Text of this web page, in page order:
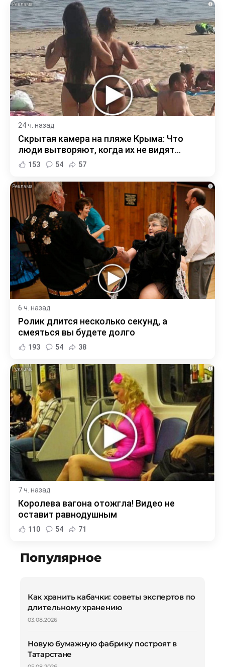
i
24 ч. назад
Скрытая камера на пляже Крыма: Что
люди вытворяют, когда их не видят...
153 54 57
i
6 ч. назад
Ролик длится несколько секунд, а
смеяться вы будете долго
193 54 38
i
7 ч. назад
Королева вагона отожгла! Видео не
оставит равнодушным
110 54 71
Популярное
Как хранить кабачки: советы экспертов по
длительному хранению
03.08.2026
Новую бумажную фабрику построят в
Татарстане